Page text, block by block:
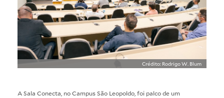
Crédito: Rodrigo W. Blum
A Sala Conecta, no Campus São Leopoldo, foi palco de um